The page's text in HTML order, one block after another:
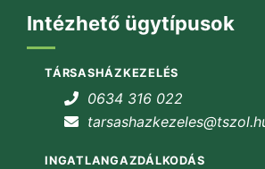
Intézhető ügytípusok
TÁRSASHÁZKEZELÉS
0634 316 022
INGATLANGAZDÁLKODÁS